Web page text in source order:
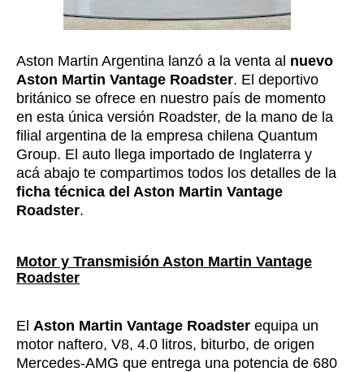
Aston Martin Argentina lanzó a la venta al nuevo
Aston Martin Vantage Roadster. El deportivo
británico se ofrece en nuestro país de momento
en esta única versión Roadster, de la mano de la
filial argentina de la empresa chilena Quantum
Group. El auto llega importado de Inglaterra y
acá abajo te compartimos todos los detalles de la
ficha técnica del Aston Martin Vantage
Roadster.
Motor y Transmisión Aston Martin Vantage
Roadster
El Aston Martin Vantage Roadster equipa un
motor naftero, V8, 4.0 litros, biturbo, de origen
Mercedes-AMG que entrega una potencia de 680